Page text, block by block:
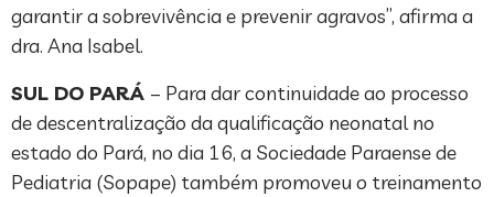
garantir a sobrevivência e prevenir agravos”, afirma a
dra. Ana Isabel.
SUL DO PARÁ – Para dar continuidade ao processo
de descentralização da qualificação neonatal no
estado do Pará, no dia 16, a Sociedade Paraense de
Pediatria (Sopape) também promoveu o treinamento